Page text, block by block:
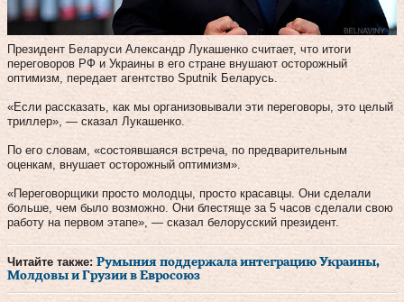
Президент Беларуси Александр Лукашенко считает, что итоги
переговоров РФ и Украины в его стране внушают осторожный
оптимизм, передает агентство Sputnik Беларусь.
«Если рассказать, как мы организовывали эти переговоры, это целый
триллер», — сказал Лукашенко.
По его словам, «состоявшаяся встреча, по предварительным
оценкам, внушает осторожный оптимизм».
«Переговорщики просто молодцы, просто красавцы. Они сделали
больше, чем было возможно. Они блестяще за 5 часов сделали свою
работу на первом этапе», — сказал белорусский президент.
Читайте также: Румыния поддержала интеграцию Украины,
Молдовы и Грузии в Евросоюз